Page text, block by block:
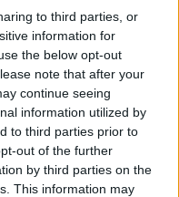
to third parties, or
information for
the below opt-out
note that after your
continue seeing
information utilized by
to third parties prior to
out of the further
by third parties on the
This information may
από άλλες
του παρακάτω
προς το άρθρο